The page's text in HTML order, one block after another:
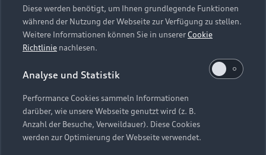
Online-Terminvereinbarung
Servicekontakt
Vertrag widerrufen
Presse & Media Center
Datenschutz
Audi erleben
Newsletter
Impressum Rechtliches
Hinweisgebersystem
Datenschutzinformation
Cookie-Einstellungen
Cookie-Richtlinie
Barrierefreiheit
Hinweis: Die aktuelle Darstellung und Anordnung der
Embleme am Fahrzeug bei allen Abbildungen auf dieser
Webseite kann abweichen.
Diese werden benötigt, um Ihnen grundlegende Funktionen
während der Nutzung der Webseite zur Verfügung zu stellen.
Weitere Informationen können Sie in unsererCookie
Richtlinie nachlesen.
Analyse und Statistik
Performance Cookies sammeln Informationen
darüber, wie unsere Webseite genutzt wird (z. B.
Anzahl der Besuche, Verweildauer). Diese Cookies
werden zur Optimierung der Webseite verwendet.